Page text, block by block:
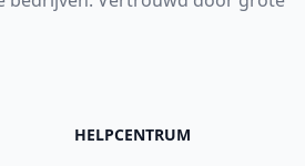
HELPCENTRUM